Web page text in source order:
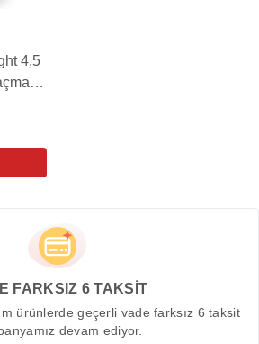
4,5
FARKSIZ 6 TAKSİT
ürünlerde geçerli vade farksız 6 taksit
devam ediyor.